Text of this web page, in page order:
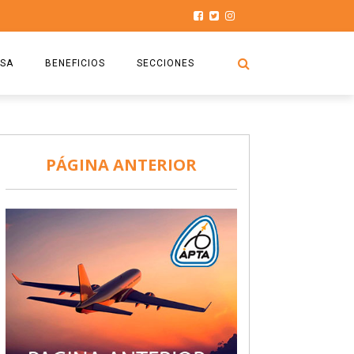
BENEFICIOS
COMISIÓN
SECCIONES
SEGURIDAD AÉREA
TURISMO Y RECREACIÓN
VIDEOS
PÁGINA ANTERIOR